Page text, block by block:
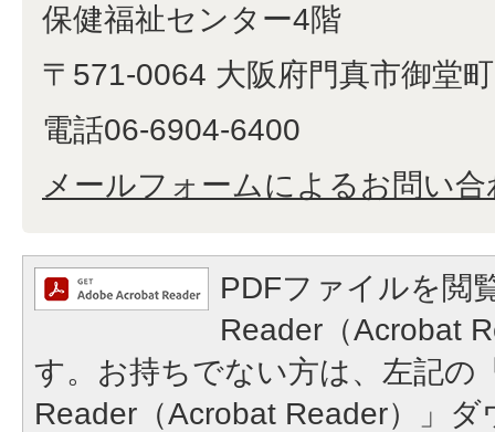
保健福祉センター4階
〒571-0064 大阪府門真市御堂
電話06-6904-6400
メールフォームによるお問い合
PDFファイルを閲
Reader（Acrobat
す。お持ちでない方は、左記の
Reader（Acrobat Reader）」